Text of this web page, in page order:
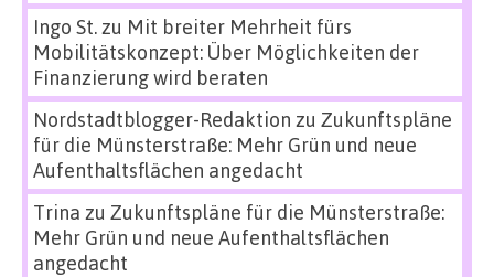
Ingo St.zu Mit breiter Mehrheit fürs
Mobilitätskonzept: Über Möglichkeiten der
Finanzierung wird beraten
Nordstadtblogger-Redaktion zu Zukunftspläne
für die Münsterstraße: Mehr Grün und neue
Aufenthaltsflächen angedacht
Trina zu Zukunftspläne für die Münsterstraße:
Mehr Grün und neue Aufenthaltsflächen
angedacht